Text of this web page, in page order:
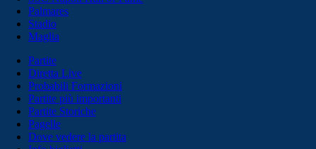
Palmares
Stadio
Maglia
Partite
Diretta Live
Probabili Formazioni
Partite più importanti
Partite Storiche
Pagelle
Dove vedere la partita